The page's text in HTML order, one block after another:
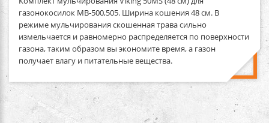
газонокосилок МВ-500,505. Ширина кошения 48 см. В
режиме мульчирования скошенная трава сильно
измельчается и равномерно распределяется по поверхности
газона, таким образом вы экономите время, а газон
получает влагу и питательные вещества.